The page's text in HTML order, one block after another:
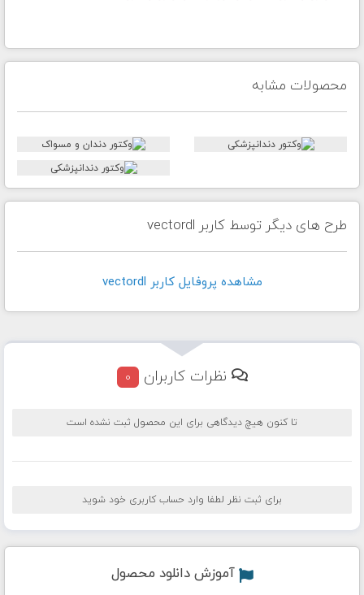
محصولات مشابه
طرح های دیگر توسط کاربر vectordl
مشاهده پروفايل کاربر vectordl
نظرات کاربران 0
تا کنون هیچ دیدگاهی برای این محصول ثبت نشده است
برای ثبت نظر لطفا وارد حساب کاربری خود شوید
آموزش دانلود محصول